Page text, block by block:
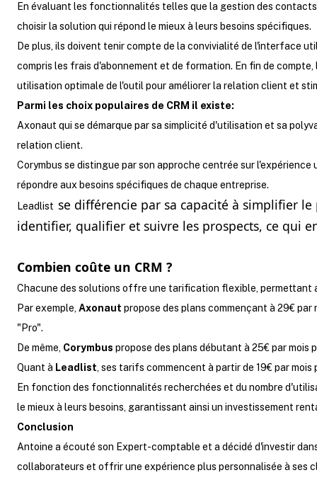
En évaluant les fonctionnalités telles que la gestion des
choisir la solution qui répond le mieux à leurs besoins spécifiques.
De plus, ils doivent tenir compte de la convivialité de l'interface
compris les frais d'abonnement et de formation. En fin de
utilisation optimale de l'outil pour améliorer la relation client et
Parmi les choix populaires de CRM il existe:
Axonaut qui se démarque par sa simplicité d'utilisation et sa
relation client.
Corymbus se distingue par son approche centrée sur
répondre aux besoins spécifiques de chaque entreprise.
Leadlist se différencie par sa capacité à simplifier
identifier, qualifier et suivre les prospects, ce qui
Combien coûte un CRM ?
Chacune des solutions offre une tarification flexible, permettant
Par exemple, Axonaut propose des plans commençant à 29€
"Pro".
De même, Corymbus propose des plans débutant à 25€ par mois
Quant à Leadlist, ses tarifs commencent à partir de 19€ par
En fonction des fonctionnalités recherchées et du nombre
le mieux à leurs besoins, garantissant ainsi un investissement
Conclusion
Antoine a écouté son Expert-comptable et a décidé d'investir
collaborateurs et offrir une expérience plus personnalisée à ses